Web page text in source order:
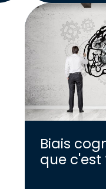
Biais
que c'est